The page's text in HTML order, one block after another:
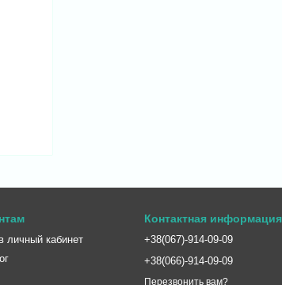
личный кабинет
Контактная информация
+38(067)-914-09-09
+38(066)-914-09-09
Перезвонить вам?